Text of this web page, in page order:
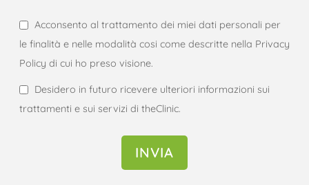
Acconsento al trattamento dei miei dati personali per
le finalità e nelle modalità cosi come descritte nella Privacy
Policy di cui ho preso visione.
Desidero in futuro ricevere ulteriori informazioni sui
trattamenti e sui servizi di theClinic.
INVIA